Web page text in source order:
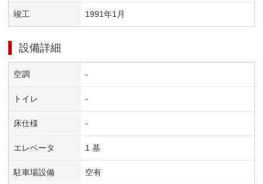
竣工 1991年1 月
設備詳細
空調 -
トイレ -
床仕様 -
エレベータ 1 基
駐車場設備 空有